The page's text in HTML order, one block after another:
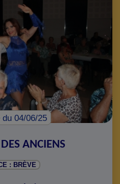
du 04/06/25
ANCIENS
: BRÈVE